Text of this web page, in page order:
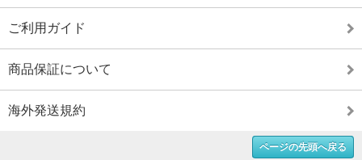
ご利用ガイド
商品保証について
海外発送規約
ページの先頭へ戻る